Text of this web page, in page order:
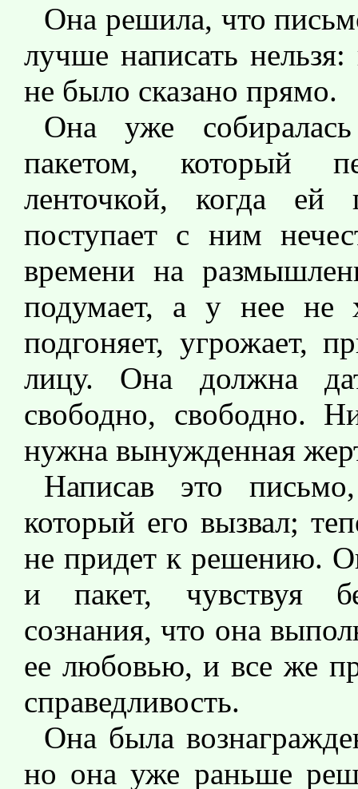
Она решила, что
лучше написать
не было сказано прямо.
Она уже
пакетом, который
ленточкой, когда
поступает с ним
времени на
подумает, а у нее не
подгоняет, угрожает,
лицу. Она должна
свободно, свободно.
нужна вынужденная
Написав это
который его вызвал;
не придет к решению.
и пакет, чувствуя
сознания, что она
ее любовью, и все же
справедливость.
Она была
но она уже раньше